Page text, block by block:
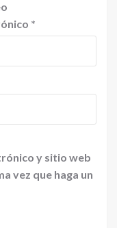
*
y sitio web
vez que haga un